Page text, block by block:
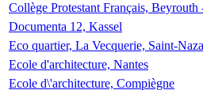
Collège Protestant Français,
Documenta 12, Kassel
Eco quartier, La Vecquerie, Saint-
Ecole d'architecture, Nantes
Ecole d\'architecture, Compiègne